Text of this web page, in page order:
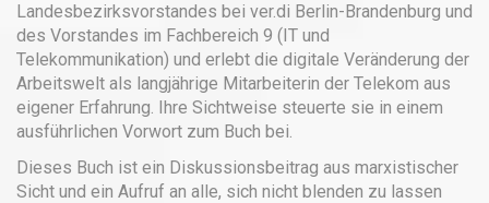
Landesbezirksvorstandes bei ver.di Berlin-Brandenburg und
des Vorstandes im Fachbereich 9 (IT und
Telekommunikation) und erlebt die digitale Veränderung der
Arbeitswelt als langjährige Mitarbeiterin der Telekom aus
eigener Erfahrung. Ihre Sichtweise steuerte sie in einem
ausführlichen Vorwort zum Buch bei.
Dieses Buch ist ein Diskussionsbeitrag aus marxistischer
Sicht und ein Aufruf an alle, sich nicht blenden zu lassen